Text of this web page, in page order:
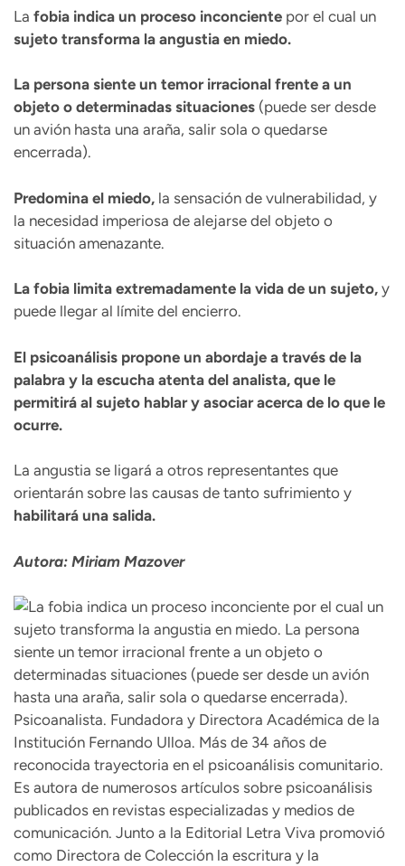
La fobia indica un proceso inconciente por el cual un
sujeto transforma la angustia en miedo.
La persona siente un temor irracional frente a un
objeto o determinadas situaciones (puede ser desde
un avión hasta una araña, salir sola o quedarse
encerrada).
Predomina el miedo, la sensación de vulnerabilidad, y
la necesidad imperiosa de alejarse del objeto o
situación amenazante.
La fobia limita extremadamente la vida de un sujeto, y
puede llegar al límite del encierro.
El psicoanálisis propone un abordaje a través de la
palabra y la escucha atenta del analista, que le
permitirá al sujeto hablar y asociar acerca de lo que le
ocurre.
La angustia se ligará a otros representantes que
orientarán sobre las causas de tanto sufrimiento y
habilitará una salida.
Autora: Miriam Mazover
Psicoanalista. Fundadora y Directora Académica de la
Institución Fernando Ulloa. Más de 34 años de
reconocida trayectoria en el psicoanálisis comunitario.
Es autora de numerosos artículos sobre psicoanálisis
publicados en revistas especializadas y medios de
comunicación. Junto a la Editorial Letra Viva promovió
como Directora de Colección la escritura y la